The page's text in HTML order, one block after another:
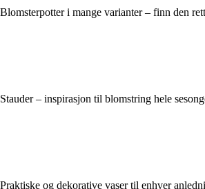
Blomsterpotter i mange varianter – finn den
Stauder – inspirasjon til blomstring hele
Praktiske og dekorative vaser til enhver